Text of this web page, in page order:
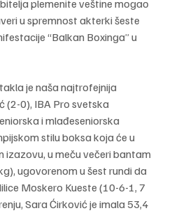
plemenite veštine mogao
u spremnost akterki šeste
“Balkan Boxinga” u
je naša najtrofejnija
(2-0), IBA Pro svetska
i mlađeseniorska
stilu boksa koja će u
izazovu, u meču večeri bantam
ugovorenom u šest rundi da
Moskero Kueste (10-6-1, 7
Sara Ćirković je imala 53,4